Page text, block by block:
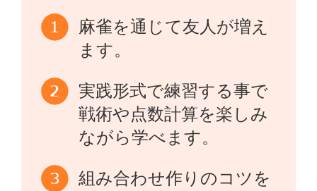
麻雀を通じて友人が増え
ます。
実践形式で練習する事で
戦術や点数計算を楽しみ
ながら学べます。
組み合わせ作りのコツを